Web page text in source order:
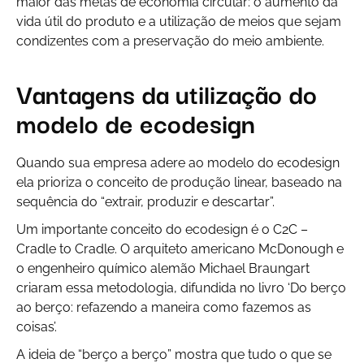
vida útil do produto e a utilização de meios que sejam
condizentes com a preservação do meio ambiente.
Vantagens da utilização do
modelo de ecodesign
Quando sua empresa adere ao modelo do ecodesign
ela prioriza o conceito de produção linear, baseado na
sequência do “extrair, produzir e descartar”.
Um importante conceito do ecodesign é o C2C –
Cradle to Cradle. O arquiteto americano McDonough e
o engenheiro químico alemão Michael Braungart
criaram essa metodologia, difundida no livro ‘Do berço
ao berço: refazendo a maneira como fazemos as
coisas’.
A ideia de “berço a berço” mostra que tudo o que se